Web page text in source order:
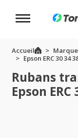
Accueil
Epson ERC 30 34
Rubans
Epson ERC